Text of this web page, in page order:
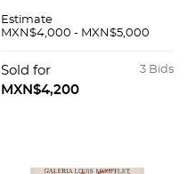
Firmado y fechado
Collage con marco
de hojalata. 63.5 x 50
Estimate
MXN$4,000 - MXN$5,000
3 Bids
Sold for
MXN$4,200